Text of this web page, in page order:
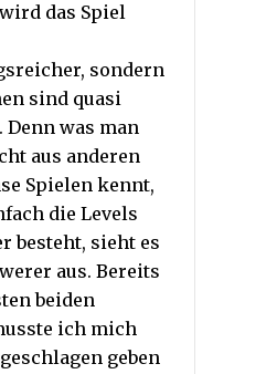
das Spiel
sondern
sind quasi
Denn was man
aus anderen
Spielen kennt,
die Levels
besteht, sieht es
aus. Bereits
beiden
ich mich
geben